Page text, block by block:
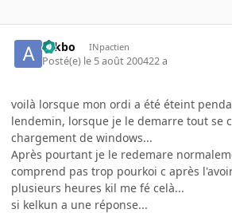
ackbo INpactien
Posté(e) le 5 août 200422 a
voilà lorsque mon ordi a été éteint
lendemin, lorsque je le demarre tout se
chargement de windows...
Après pourtant je le redemare
comprend pas trop pourkoi c après
plusieurs heures kil me fé celà...
si kelkun a une réponse...